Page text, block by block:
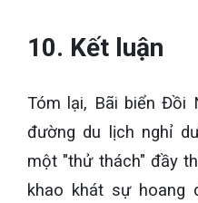
10. Kết luận
Tóm lại, Bãi biển Đồi
đường du lịch nghỉ
một "thử thách" đầy
khao khát sự hoang